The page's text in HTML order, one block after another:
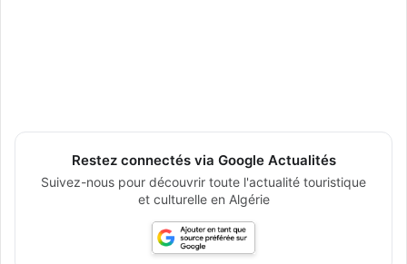
Restez connectés via Google Actualités
Suivez-nous pour découvrir toute l'actualité touristique
et culturelle en Algérie